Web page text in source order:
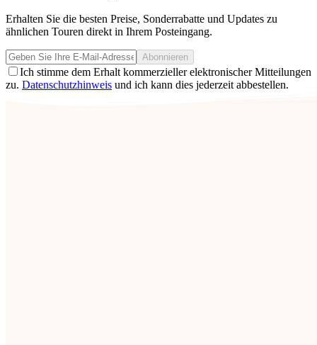
Erhalten Sie die besten Preise, Sonderrabatte und Updates zu
ähnlichen Touren direkt in Ihrem Posteingang.
Abonnieren
Ich stimme dem Erhalt kommerzieller elektronischer Mitteilungen
zu. Datenschutzhinweis und ich kann dies jederzeit abbestellen.